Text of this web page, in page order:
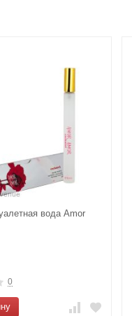
вода Amor
0